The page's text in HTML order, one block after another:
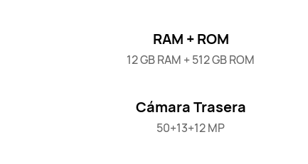
RAM + ROM
12 GB RAM + 512 GB ROM
Cámara Trasera
50+13+12 MP